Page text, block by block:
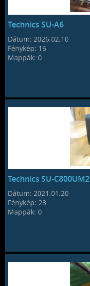
Technics SU-A6
Dátum:2026.02.10
Fénykép: 16
Mappák:0
Technics SU-C800UM2
Dátum:2021.01.20
Fénykép:23
Mappák:0